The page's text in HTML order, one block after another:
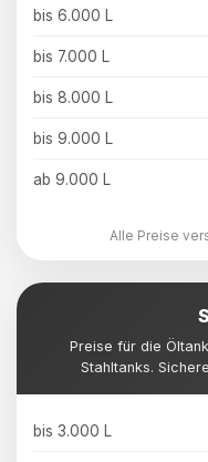
bis 6.000 L
bis 7.000 L
bis 8.000 L
bis 9.000 L
ab 9.000 L
Alle Preise
Preise für die
Stahltanks.
bis 3.000 L